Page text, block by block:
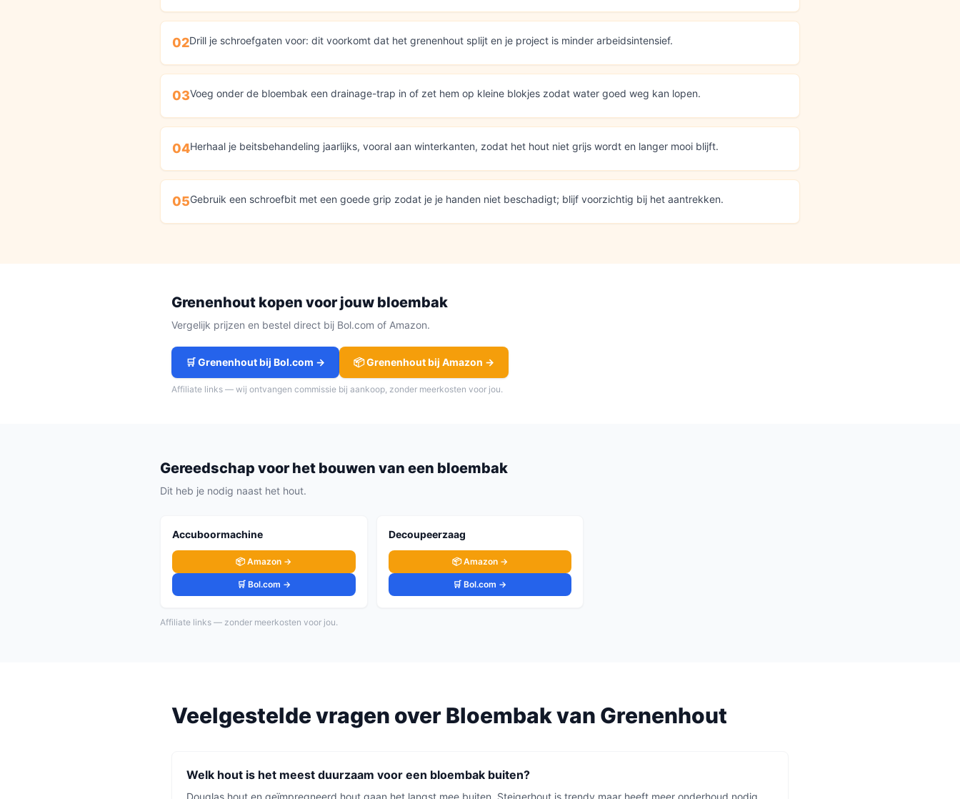
02Drill je schroefgaten voor: dit voorkomt dat het grenenhout splijt en je project is minder arbeidsintensief.
03Voeg onder de bloembak een drainage-trap in of zet hem op kleine blokjes zodat water goed weg kan lopen.
04Herhaal je beitsbehandeling jaarlijks, vooral aan winterkanten, zodat het hout niet grijs wordt en langer mooi blijft.
05Gebruik een schroefbit met een goede grip zodat je je handen niet beschadigt; blijf voorzichtig bij het aantrekken.
Grenenhout kopen voor jouw bloembak
Vergelijk prijzen en bestel direct bij Bol.com of Amazon.
🛒Grenenhoutbij Bol.com → 📦Grenenhoutbij Amazon →
Affiliate links — wij ontvangen commissie bij aankoop, zonder meerkosten voor jou.
Gereedschap voor het bouwen van een bloembak
Dit heb je nodig naast het hout.
Accuboormachine
📦 Amazon →
🛒 Bol.com →
Decoupeerzaag
📦 Amazon →
🛒 Bol.com →
Affiliate links — zonder meerkosten voor jou.
Veelgestelde vragen overBloembakvan Grenenhout
Welk hout is het meest duurzaam voor een bloembak buiten?
Douglas hout en geïmpregneerd hout gaan het langst mee buiten. Steigerhout is trendy maar heeft meer onderhoud nodig.